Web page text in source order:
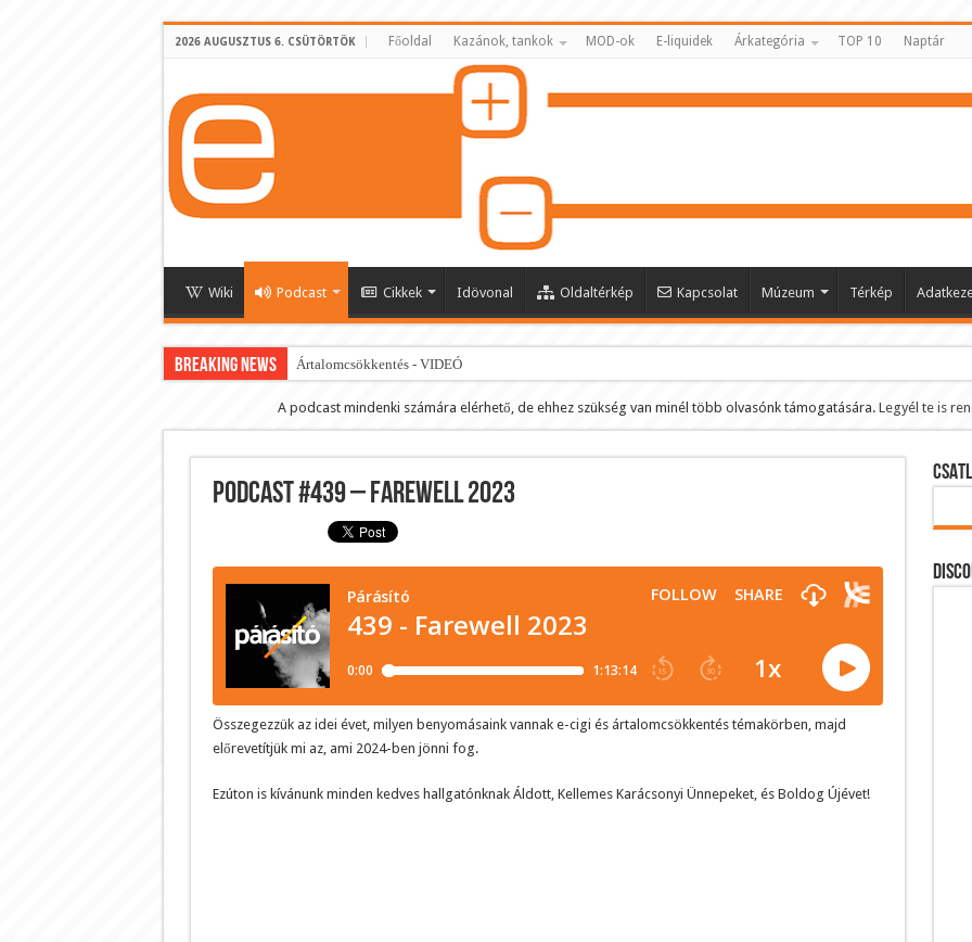
2026 AUGUSZTUS 6. CSÜTÖRTÖK Főoldal Kazánok, tankok MOD-ok E-liquidek Árkategória TOP 10 Naptár
Wiki Podcast Cikkek Idövonal Oldaltérkép Kapcsolat Múzeum Térkép
BREAKING NEWS Ártalomcsökkentés - VIDEÓ
E-cigi használati szokások 2.0
Android Podcast alkalmazás letöltése
A podcast mindenki számára elérhető, de ehhez szükség van minél több olvasónk támogatására. Legyél te is
Podcast #439 – Farewell 2023
Összegezzük az idei évet, milyen benyomásaink vannak e-cigi és ártalomcsökkentés témakörben, majd
előrevetítjük mi az, ami 2024-ben jönni fog.
Ezúton is kívánunk minden kedves hallgatónknak Áldott, Kellemes Karácsonyi Ünnepeket, és Boldog Újévet!